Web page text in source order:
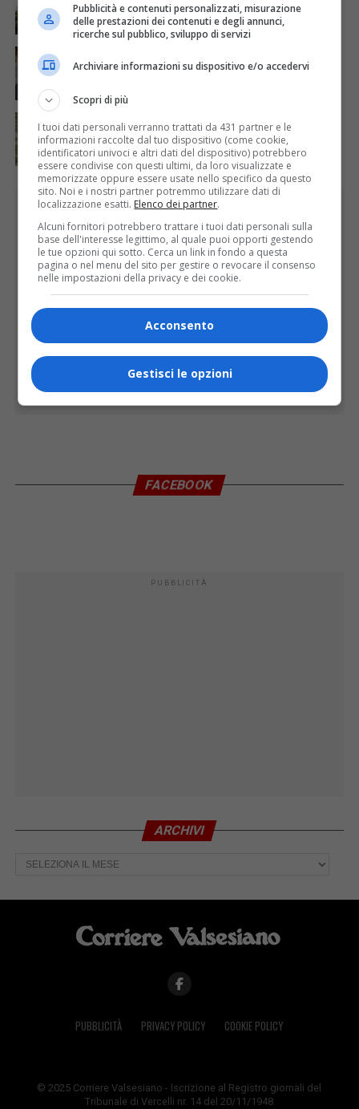
ATTUALITÀ 5 giorni fa
La salute si costruisce un passo alla volta
Auguri alla centenaria Piera Rosa Taddia
Siccità, Gattinara chiede il riconoscimento dello
stato di calamità naturale
PUBBLICITÀ
FACEBOOK
PUBBLICITÀ
ARCHIVI
Archivi
PUBBLICITÀ PRIVACY POLICY COOKIE POLICY
© 2025 Corriere Valsesiano - Iscrizione al Registro giornali del
Tribunale di Vercelli nr. 14 del 20/11/1948
Pubblicità e contenuti personalizzati, misurazione
delle prestazioni dei contenuti e degli annunci,
ricerche sul pubblico, sviluppo di servizi
Archiviare informazioni su dispositivo e/o accedervi
Scopri di più
I tuoi dati personali verranno trattati da 431 partner e le
informazioni raccolte dal tuo dispositivo (come cookie,
identificatori univoci e altri dati del dispositivo) potrebbero
essere condivise con questi ultimi, da loro visualizzate e
memorizzate oppure essere usate nello specifico da questo
sito. Noi e i nostri partner potremmo utilizzare dati di
localizzazione esatti. Elenco dei partner.
Alcuni fornitori potrebbero trattare i tuoi dati personali sulla
base dell'interesse legittimo, al quale puoi opporti gestendo
le tue opzioni qui sotto. Cerca un link in fondo a questa
pagina o nel menu del sito per gestire o revocare il consenso
nelle impostazioni della privacy e dei cookie.
Acconsento
Gestisci le opzioni